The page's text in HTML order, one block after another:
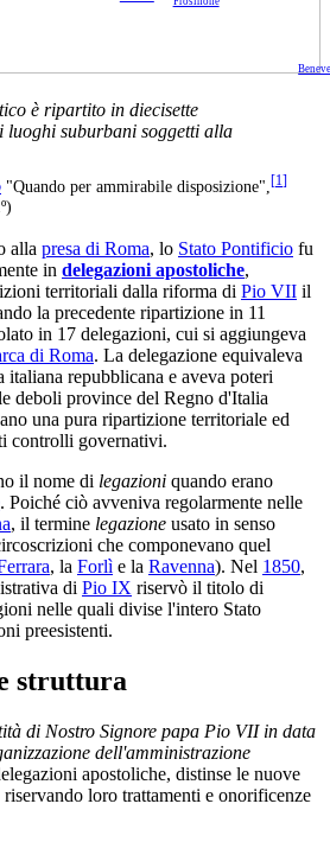
è ripartito in diecisette
i luoghi suburbani soggetti alla
"Quando per ammirabile disposizione", [1]
alla presa di Roma, lo Stato Pontificio fu
in delegazioni apostoliche,
territoriali dalla riforma di Pio VII il
la precedente ripartizione in 11
in 17 delegazioni, cui si aggiungeva
di Roma. La delegazione equivaleva
italiana repubblicana e aveva poteri
deboli province del Regno d'Italia
una pura ripartizione territoriale ed
controlli governativi.
il nome di legazioni quando erano
. Poiché ciò avveniva regolarmente nelle
, il termine legazione usato in senso
che componevano quel
, la Forlì e la Ravenna). Nel 1850,
di Pio IX riservò il titolo di
nelle quali divise l'intero Stato
preesistenti.
struttura
di Nostro Signore papa Pio VII in data
dell'amministrazione
apostoliche, distinse le nuove
loro trattamenti e onorificenze